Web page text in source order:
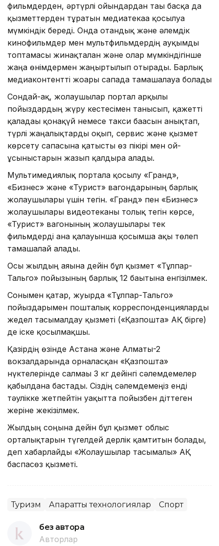
фильмдерден, әртүрлі ойындардан тағы басқа да
қызметтерден тұратын медиатекаға қосылуға
мүмкіндік береді. Онда отандық және әлемдік
кинофильмдер мен мультфильмдердің ауқымды
топтамасы жинақталған және олар мүмкіндігінше
жаңа өнімдермен жаңғыртылып отырады. Барлық
медиаконтентті жоғары сапада тамашалауға болады
Сондай-ақ, жолаушылар портал арқылы
пойыздардың жүру кестесімен танысып, қажетті
қаладағы қонақүй немесе такси бағасын анықтап,
түрлі жаңалықтарды оқып, сервис және қызмет
көрсету сапасына қатысты өз пікірі мен ой-
ұсыныстарын жазып қалдыра алады.
Мультимедиялық порталға қосылу «Гранд»,
«Бизнес» және «Турист» вагондарының барлық
жолаушылары үшін тегін. «Гранд» пен «Бизнес»
жолаушылары видеотеканы толық тегін көрсе,
«Турист» вагонының жолаушылары тек
фильмдерді ғана қалауынша қосымша ақы төлеп
тамашалай алады.
Осы жылдың аяғына дейін бұл қызмет «Тұлпар-
Тальго» пойызының барлық 12 бағытына енгізілмек.
Сонымен қатар, жуырда «Тұлпар-Тальго»
пойыздарымен пошталық корреспонденцияларды
жедел тасымалдау қызметі («Қазпошта» АҚ бірге)
де іске қосылмақшы.
Қазірдің өзінде Астана және Алматы-2
вокзалдарында орналасқан «Қазпошта»
нүктелерінде салмағы 3 кг дейінгі сәлемдемелер
қабылдана бастады. Сіздің сәлемдемеңіз енді
тәулікке жетпейтін уақытта пойызбен діттеген
жеріне жекізілмек.
Жылдың соңына дейін бұл қызмет облыс
орталықтарын түгелдей дерлік қамтитын болады,
деп хабарлайды «Жолаушылар тасымалы» АҚ
баспасөз қызметі.
Туризм Ақпараттық технологиялар Спорт
без автора
Авторлар